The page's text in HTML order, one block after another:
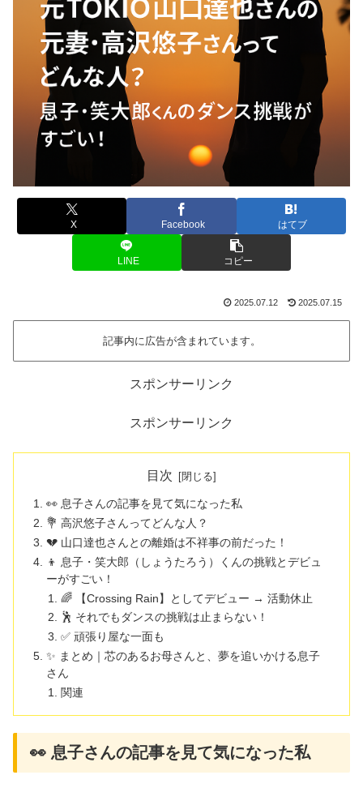
X Facebook はてブ
LINE コピー
2025.07.12 2025.07.15
記事内に広告が含まれています。
スポンサーリンク
スポンサーリンク
目次
👀 息子さんの記事を見て気になった私
💐 高沢悠子さんってどんな人？
💔 山口達也さんとの離婚は不祥事の前だった！
👦 息子・笑大郎（しょうたろう）くんの挑戦とデビュ
ーがすごい！
🌈 【Crossing Rain】としてデビュー → 活動休止
🕺 それでもダンスの挑戦は止まらない！
✅ 頑張り屋な一面も
✨ まとめ｜芯のあるお母さんと、夢を追いかける息子
さん
関連
👀 息子さんの記事を見て気になった私